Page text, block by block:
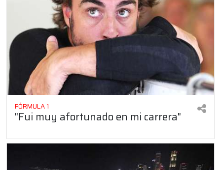
FÓRMULA 1
"Fui muy afortunado en mi carrera"